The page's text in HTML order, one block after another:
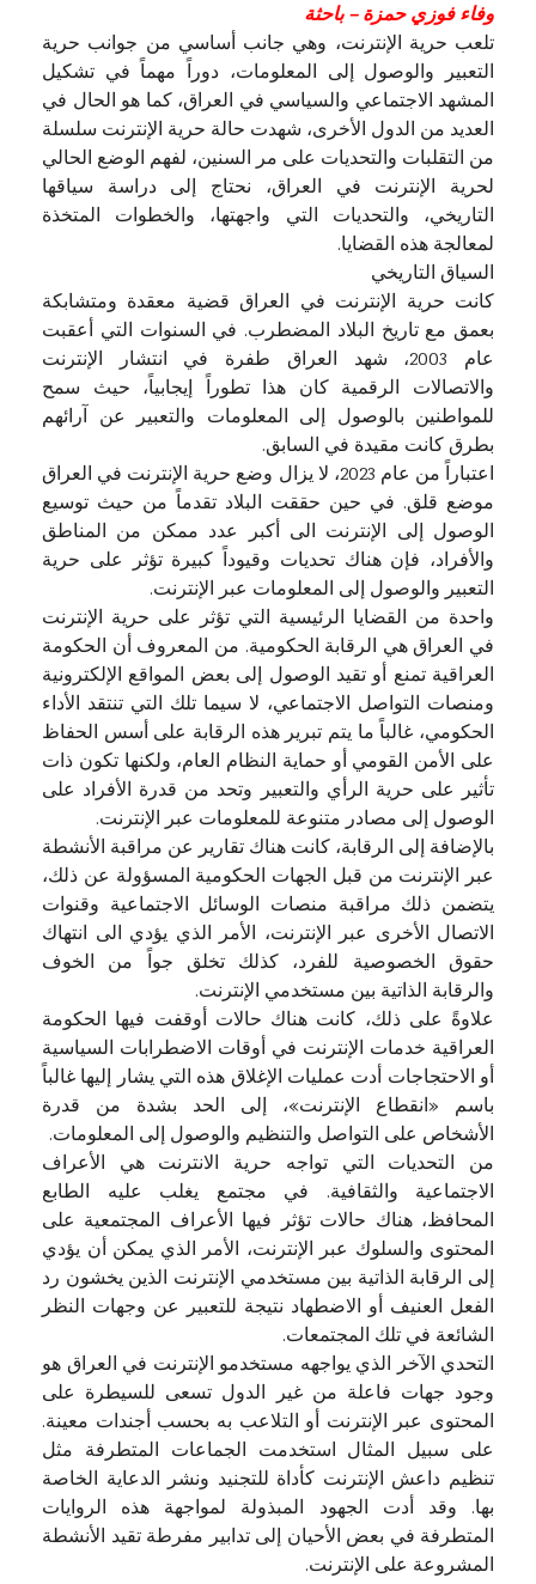
وفاء فوزي حمزة – باحثة
تلعب حرية الإنترنت، وهي جانب أساسي من جوانب حرية
التعبير والوصول إلى المعلومات، دوراً مهماً في تشكيل
المشهد الاجتماعي والسياسي في العراق، كما هو الحال في
العديد من الدول الأخرى، شهدت حالة حرية الإنترنت سلسلة
من التقلبات والتحديات على مر السنين، لفهم الوضع الحالي
لحرية الإنترنت في العراق، نحتاج إلى دراسة سياقها
التاريخي، والتحديات التي واجهتها، والخطوات المتخذة
لمعالجة هذه القضايا.
السياق التاريخي
كانت حرية الإنترنت في العراق قضية معقدة ومتشابكة
بعمق مع تاريخ البلاد المضطرب. في السنوات التي أعقبت
عام 2003، شهد العراق طفرة في انتشار الإنترنت
والاتصالات الرقمية كان هذا تطوراً إيجابياً، حيث سمح
للمواطنين بالوصول إلى المعلومات والتعبير عن آرائهم
بطرق كانت مقيدة في السابق.
اعتباراً من عام 2023، لا يزال وضع حرية الإنترنت في العراق
موضع قلق. في حين حققت البلاد تقدماً من حيث توسيع
الوصول إلى الإنترنت الى أكبر عدد ممكن من المناطق
والأفراد، فإن هناك تحديات وقيوداً كبيرة تؤثر على حرية
التعبير والوصول إلى المعلومات عبر الإنترنت.
واحدة من القضايا الرئيسية التي تؤثر على حرية الإنترنت
في العراق هي الرقابة الحكومية. من المعروف أن الحكومة
العراقية تمنع أو تقيد الوصول إلى بعض المواقع الإلكترونية
ومنصات التواصل الاجتماعي، لا سيما تلك التي تنتقد الأداء
الحكومي، غالباً ما يتم تبرير هذه الرقابة على أسس الحفاظ
على الأمن القومي أو حماية النظام العام، ولكنها تكون ذات
تأثير على حرية الرأي والتعبير وتحد من قدرة الأفراد على
الوصول إلى مصادر متنوعة للمعلومات عبر الإنترنت.
بالإضافة إلى الرقابة، كانت هناك تقارير عن مراقبة الأنشطة
عبر الإنترنت من قبل الجهات الحكومية المسؤولة عن ذلك،
يتضمن ذلك مراقبة منصات الوسائل الاجتماعية وقنوات
الاتصال الأخرى عبر الإنترنت، الأمر الذي يؤدي الى انتهاك
حقوق الخصوصية للفرد، كذلك تخلق جواً من الخوف
والرقابة الذاتية بين مستخدمي الإنترنت.
علاوةً على ذلك، كانت هناك حالات أوقفت فيها الحكومة
العراقية خدمات الإنترنت في أوقات الاضطرابات السياسية
أو الاحتجاجات أدت عمليات الإغلاق هذه التي يشار إليها غالباً
باسم «انقطاع الإنترنت»، إلى الحد بشدة من قدرة
الأشخاص على التواصل والتنظيم والوصول إلى المعلومات.
من التحديات التي تواجه حرية الانترنت هي الأعراف
الاجتماعية والثقافية. في مجتمع يغلب عليه الطابع
المحافظ، هناك حالات تؤثر فيها الأعراف المجتمعية على
المحتوى والسلوك عبر الإنترنت، الأمر الذي يمكن أن يؤدي
إلى الرقابة الذاتية بين مستخدمي الإنترنت الذين يخشون رد
الفعل العنيف أو الاضطهاد نتيجة للتعبير عن وجهات النظر
الشائعة في تلك المجتمعات.
التحدي الآخر الذي يواجهه مستخدمو الإنترنت في العراق هو
وجود جهات فاعلة من غير الدول تسعى للسيطرة على
المحتوى عبر الإنترنت أو التلاعب به بحسب أجندات معينة.
على سبيل المثال استخدمت الجماعات المتطرفة مثل
تنظيم داعش الإنترنت كأداة للتجنيد ونشر الدعاية الخاصة
بها. وقد أدت الجهود المبذولة لمواجهة هذه الروايات
المتطرفة في بعض الأحيان إلى تدابير مفرطة تقيد الأنشطة
المشروعة على الإنترنت.